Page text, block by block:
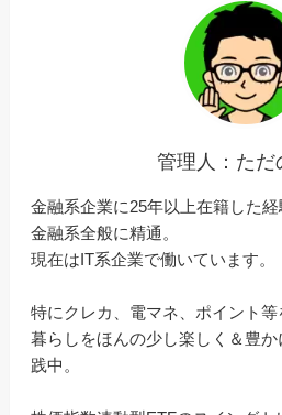
管理人：ただ
金融系企業に25年以上在籍した経
金融系全般に精通。
現在はIT系企業で働いています。
特にクレカ、電マネ、ポイント等
暮らしをほんの少し楽しく＆豊
践中。